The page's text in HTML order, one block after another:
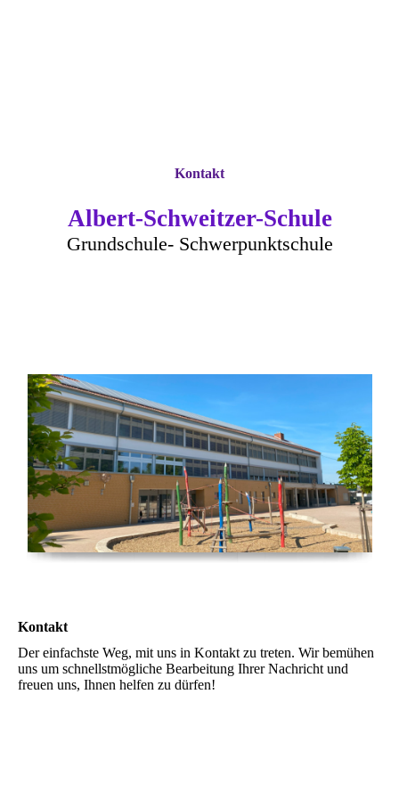
Albert-Schweitzer-Schule
Grundschule- Schwerpunktschule
Kontakt
Kontakt
Der einfachste Weg, mit uns in Kontakt zu treten. Wir bemühen
uns um schnellstmögliche Bearbeitung Ihrer Nachricht und
freuen uns, Ihnen helfen zu dürfen!